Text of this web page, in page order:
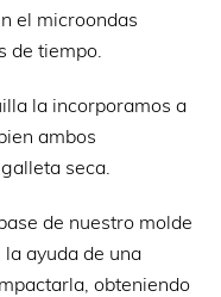
el microondas
de tiempo.
la incorporamos a
ambos
seca.
de nuestro molde
ayuda de una
obteniendo